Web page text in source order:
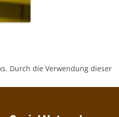
Durch die Verwendung dieser